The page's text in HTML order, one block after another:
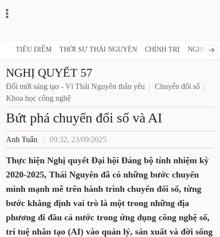
TIÊU ĐIỂM THỜI SỰ THÁI NGUYÊN CHÍNH TRỊ NGHỊ
NGHỊ QUYẾT 57
Đổi mới sáng tạo - Vì Thái Nguyên thân yêu
Chuyển đổi số
Khoa học công nghệ
Bứt phá chuyển đổi số và AI
Anh Tuấn 09:32, 23/09/2025
Thực hiện Nghị quyết Đại hội Đảng bộ tỉnh nhiệm kỳ
2020-2025, Thái Nguyên đã có những bước chuyển
mình mạnh mẽ trên hành trình chuyển đổi số, từng
bước khẳng định vai trò là một trong những địa
phương đi đầu cả nước trong ứng dụng công nghệ số,
trí tuệ nhân tạo (AI) vào quản lý, sản xuất và đời sống